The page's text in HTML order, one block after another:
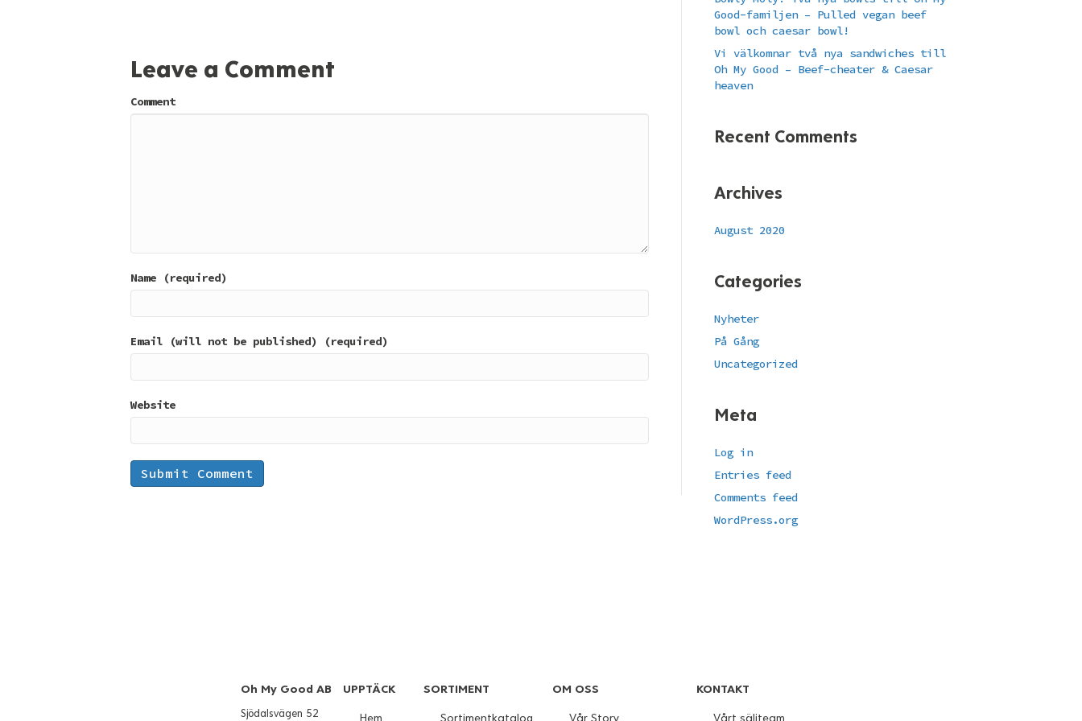
Leave a Comment
Comment
Name (required)
Email (will not be published) (required)
Website
Good-familjen – Pulled vegan beef
bowl och caesar bowl!
Vi välkomnar två nya sandwiches till
Oh My Good – Beef-cheater & Caesar
heaven
Recent Comments
Archives
August 2020
Categories
Nyheter
På Gång
Uncategorized
Meta
Log in
Entries feed
Comments feed
WordPress.org
Oh My Good AB
Sjödalsvägen 52
UPPTÄCK
Hem
SORTIMENT
Sortimentkatalog
OM OSS
Vår Story
KONTAKT
Vårt säljteam